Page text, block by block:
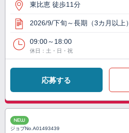
東比恵 徒歩11分
2026/9/下旬～長期（3カ月以上）
09:00～18:00
休日：土・日・祝
応募する
NEW
ジョブNo.A01493439